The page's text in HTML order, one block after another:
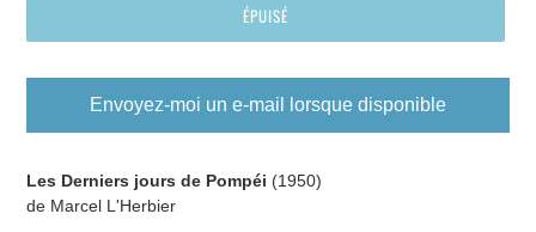
ÉPUISÉ
Envoyez-moi un e-mail lorsque disponible
d'un
produit
Les Derniers jours de Pompéi (1950)
de Marcel L'Herbier